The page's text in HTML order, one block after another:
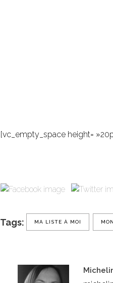
[vc_empty_space height=
Tags: MA LISTE À MOI